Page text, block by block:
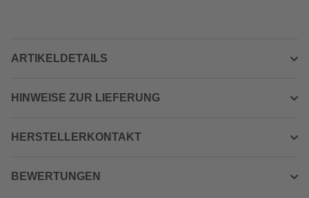
ARTIKELDETAILS
HINWEISE ZUR LIEFERUNG
HERSTELLERKONTAKT
BEWERTUNGEN